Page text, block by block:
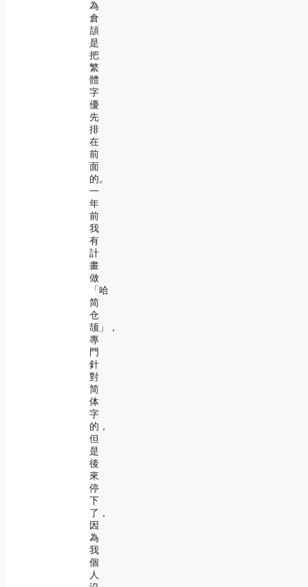
為
倉
頡
是
把
繁
體
字
優
先
排
在
前
面
的。
一
年
前
我
有
計
畫
做
「哈
简
仓
颉」，
專
門
針
對
简
体
字
的，
但
是
後
來
停
下
了，
因
為
我
個
人